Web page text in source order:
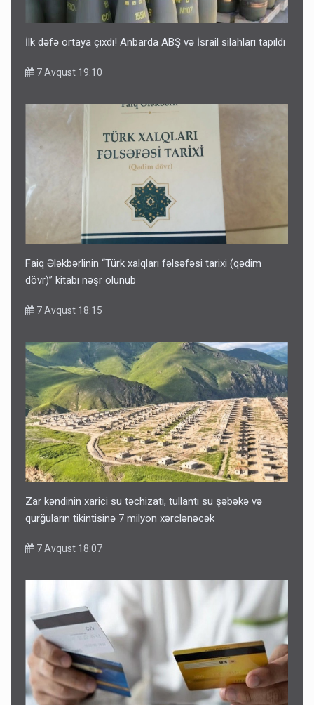
İlk dəfə ortaya çıxdı! Anbarda ABŞ və İsrail silahları tapıldı
7 Avqust 19:10
Faiq Ələkbərlinin “Türk xalqları fəlsəfəsi tarixi (qədim
dövr)” kitabı nəşr olunub
7 Avqust 18:15
Zar kəndinin xarici su təchizatı, tullantı su şəbəkə və
qurğuların tikintisinə 7 milyon xərclənəcək
7 Avqust 18:07